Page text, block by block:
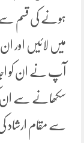
ہونے کی قسم سے
میں لائیں اور
آپ نے ان کو
سکھانے سے ان
سے مقام ارشاد